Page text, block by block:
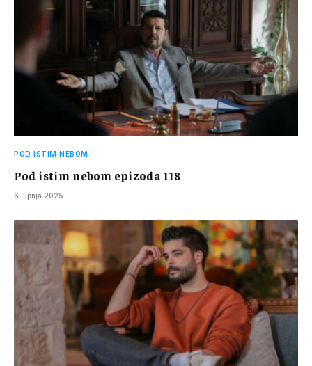
POD ISTIM NEBOM
Pod istim nebom epizoda 118
6. lipnja 2025.